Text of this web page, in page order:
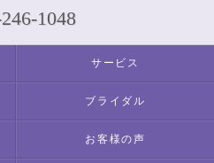
1048
サービス
ブライダル
お客様の声